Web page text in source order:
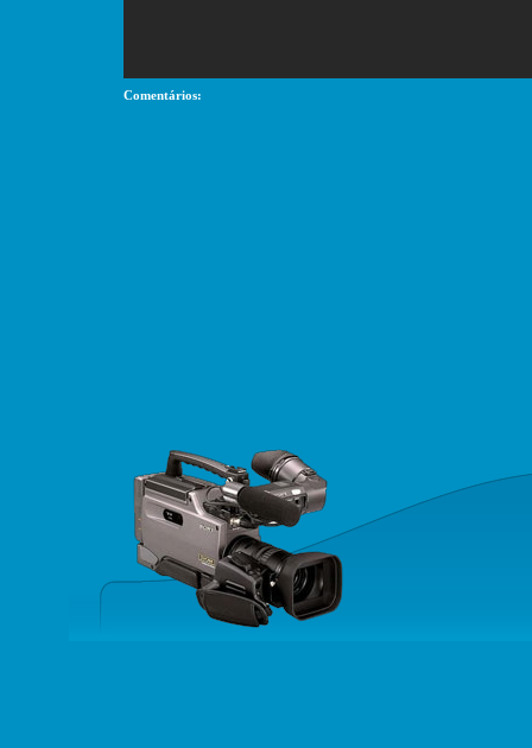
Comentários: